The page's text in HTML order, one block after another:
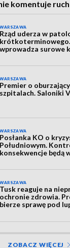
komentuje
WARSZAWA
Rząd uderza w
wprowadza surowe
WARSZAWA
Premier o
szpitalach. Saloniki
WARSZAWA
Posłanka KO o
Południowym.
konsekwencje będą
WARSZAWA
Tusk reaguje na
ochronie zdrowia.
bierze sprawę pod
ZOBACZ WIĘCEJ